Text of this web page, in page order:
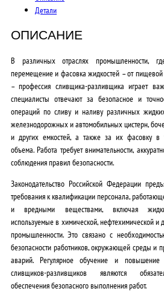
Детали
ОПИСАНИЕ
В различных отраслях промышленности,
перемещение и фасовка жидкостей – от
– профессия сливщика-разливщика играет
специалисты отвечают за безопасное и
операций по сливу и наливу различных
железнодорожных и автомобильных цистерн,
и других емкостей, а также за их фасовку в
объема. Работа требует внимательности,
соблюдения правил безопасности.
Законодательство Российской Федерации
требования к квалификации персонала,
и вредными веществами, включая
используемые в химической, нефтехимической и
промышленности. Это связано с
безопасности работников, окружающей среды и
аварий. Регулярное обучение и повышение
сливщиков-разливщиков являются
обеспечения безопасного выполнения работ.